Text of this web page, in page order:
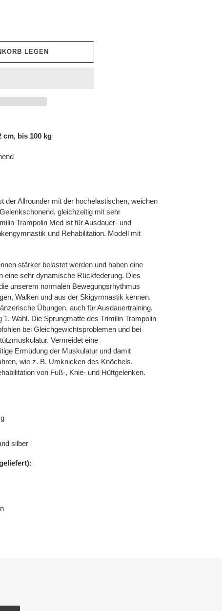
LEGEN
cm, bis 100 kg
der Allrounder mit der hochelastischen, weichen
gleichzeitig mit sehr
Trampolin Med ist für Ausdauer- und
und Rehabilitation. Modell mit
stärker belastet werden und haben eine
eine sehr dynamische Rückfederung. Dies
unserem normalen Bewegungsrhythmus
Walken und aus der Skigymnastik kennen.
Übungen, auch für Ausdauertraining,
Wahl. Die Sprungmatte des Trimilin Trampolin
bei Gleichgewichtsproblemen und bei
Vermeidet eine
Ermüdung der Muskulatur und damit
wie z. B. Umknicken des Knöchels.
von Fuß-, Knie- und Hüftgelenken.
silber